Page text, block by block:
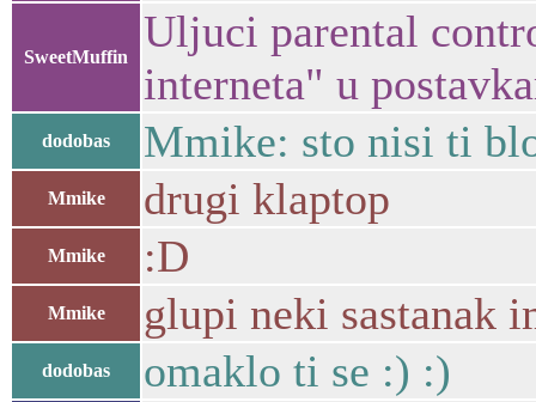
SweetMuffin
Uljuci parental
interneta" u
dodobas Mmike: sto nisi ti
Mmike drugi klaptop
Mmike :D
Mmike glupi neki sastanak
dodobas omaklo ti se :) :)